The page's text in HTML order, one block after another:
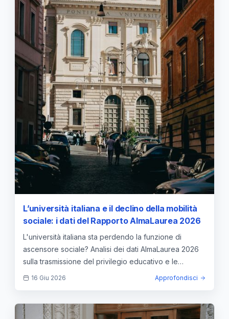
L’università italiana e il declino della mobilità
sociale: i dati del Rapporto AlmaLaurea 2026
L'università italiana sta perdendo la funzione di
ascensore sociale? Analisi dei dati AlmaLaurea 2026
sulla trasmissione del privilegio educativo e le
disuguaglianze.
16 Giu 2026 Approfondisci